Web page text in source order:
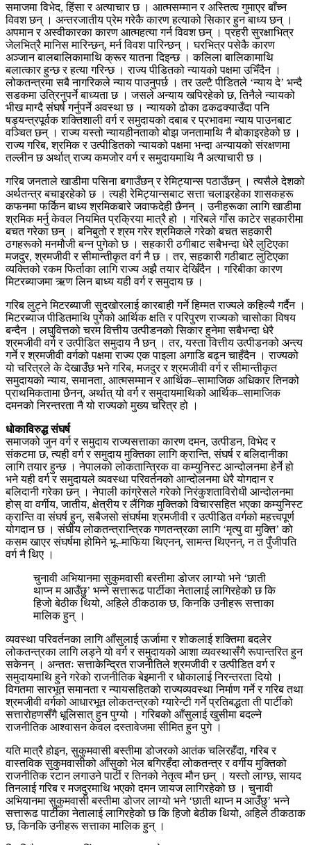
समाजमा विभेद, हिंसा र अत्याचार छ । आत्मसम्मान र अस्तित्व गुमाएर बाँच्न
विवश छन् । अन्तरजातीय प्रेम गरेकै कारण हत्याको सिकार हुन बाध्य छन् ।
अपमान र अस्वीकारका कारण आत्महत्या गर्न विवश छन् । प्रहरी सुरक्षाभित्र
जेलभित्रै मानिस मारिन्छन्, मर्न विवश पारिन्छन् । घरभित्र पसेकै कारण
अञ्जान बालबालिकामाथि क्रूर यातना दिइन्छ । कलिला बालिकामाथि
बलात्कार हुन्छ र हत्या गरिन्छ । राज्य पीडितको न्यायको पक्षमा उभिँदैन ।
लोकतन्त्रमा सबै नागरिकले न्याय पाउनुपर्छ । तर उल्टै पीडितले ‘न्याय दे’ भन्दै
सडकमा उत्रिनुपर्ने बाध्यता छ । जसले अन्याय खपिरहेको छ, तिनैले न्यायको
भीख माग्दै संघर्ष गर्नुपर्ने अवस्था छ । न्यायको ढोका ढकढक्याउँदा पनि
षड्यन्त्रपूर्वक शक्तिशाली वर्ग र समुदायको दबाब र प्रभावमा न्याय पाउनबाट
वञ्चित छन् । राज्य यस्तो न्यायहीनताको बोझ जनतामाथि नै बोकाइरहेको छ ।
राज्य गरिब, श्रमिक र उत्पीडितको न्यायको पक्षमा भन्दा अन्यायको संरक्षणमा
तल्लीन छ अर्थात् राज्य कमजोर वर्ग र समुदायमाथि नै अत्याचारी छ ।
गरिब जनताले खाडीमा पसिना बगाउँछन् र रेमिट्यान्स पठाउँछन् । त्यसैले देशको
अर्थतन्त्र बचाइरहेको छ । त्यही रेमिट्यान्सबाट सत्ता चलाइरहेका शासकहरू
कफनमा फर्किन बाध्य श्रमिकबारे जवाफदेही छैनन् । उनीहरूका लागि खाडीमा
श्रमिक मर्नु केवल नियमित प्रक्रिया मात्रै हो । गरिबले गाँस काटेर सहकारीमा
बचत गरेका छन् । बनिबुतो र श्रम गरेर श्रमिकले गरेको बचत सहकारी
ठगहरूको मनमौजी बन्न पुगेको छ । सहकारी ठगीबाट सबैभन्दा धेरै लुटिएका
मजदुर, श्रमजीवी र सीमान्तीकृत वर्ग नै छ । तर, सहकारी गठीबाट लुटिएका
व्यक्तिको रकम फिर्ताका लागि राज्य अझै तयार देखिँदैन । गरिबीका कारण
मिटरब्याजमा ऋण लिन बाध्य यही वर्ग र समुदाय छ ।
गरिब लुट्ने मिटरब्याजी सुदखोरलाई कारबाही गर्ने हिम्मत राज्यले कहिल्यै गर्दैन ।
मिटरब्याज पीडितमाथि पुगेको आर्थिक क्षति र परिपुरण राज्यको चासोका विषय
बन्दैन । लघुवित्तको चरम वित्तीय उत्पीडनको सिकार हुनेमा सबैभन्दा धेरै
श्रमजीवी वर्ग र उत्पीडित समुदाय नै छन् । तर, यस्ता वित्तीय उत्पीडनको अन्त्य
गर्ने र श्रमजीवी वर्गको पक्षमा राज्य एक पाइला अगाडि बढ्न चाहँदैन । राज्यको
यो चरित्रले के देखाउँछ भने गरिब, मजदुर र श्रमजीवी वर्ग र सीमान्तीकृत
समुदायको न्याय, समानता, आत्मसम्मान र आर्थिक–सामाजिक अधिकार तिनको
प्राथमिकतामा छैनन्, अर्थात् यो वर्ग र समुदायमाथिको आर्थिक–सामाजिक
दमनको निरन्तरता नै यो राज्यको मुख्य चरित्र हो ।
धोकाविरुद्ध संघर्ष
समाजको जुन वर्ग र समुदाय राज्यसत्ताका कारण दमन, उत्पीडन, विभेद र
संकटमा छ, त्यही वर्ग र समुदाय मुक्तिका लागि क्रान्ति, संघर्ष र बलिदानीका
लागि तयार हुन्छ । नेपालको लोकतान्त्रिक वा कम्युनिस्ट आन्दोलनमा हेर्ने हो
भने यही वर्ग र समुदायले व्यवस्था परिवर्तनको आन्दोलनमा धेरै योगदान र
बलिदानी गरेका छन् । नेपाली कांग्रेसले गरेको निरंकुशताविरोधी आन्दोलनमा
होस् वा वर्गीय, जातीय, क्षेत्रीय र लैंगिक मुक्तिको विचारसहित भएका कम्युनिस्ट
क्रान्ति वा संघर्ष हुन्, सबैजसो संघर्षमा श्रमजीवी र उत्पीडित वर्गको महत्त्वपूर्ण
योगदान छ । संघीय लोकतन्त्रान्त्रिक गणतन्त्रका लागि ‘मृत्यु वा मुक्ति’ को
कसम खाएर संघर्षमा होमिने भू–माफिया थिएनन्, सामन्त थिएनन्, न त पुँजीपति
वर्ग नै थिए ।
चुनावी अभियानमा सुकुमवासी बस्तीमा डोजर लाग्यो भने ‘छाती
थाप्न म आउँछु’ भन्ने सत्तारूढ पार्टीका नेतालाई लागिरहेको छ कि
हिजो बेठीक थियो, अहिले ठीकठाक छ, किनकि उनीहरू सत्ताका
मालिक हुन् ।
व्यवस्था परिवर्तनका लागि आँसुलाई ऊर्जामा र शोकलाई शक्तिमा बदलेर
लोकतन्त्रका लागि लड्ने यो वर्ग र समुदायको आशा व्यवस्थासँगै रूपान्तरित हुन
सकेनन् । अन्ततः सत्ताकेन्द्रित राजनीतिले श्रमजीवी र उत्पीडित वर्ग र
समुदायमाथि हुने गरेको राजनीतिक बेइमानी र धोकालाई निरन्तरता दियो ।
विगतमा सारभूत समानता र न्यायसहितको राज्यव्यवस्था निर्माण गर्ने र गरिब तथा
श्रमजीवी वर्गको आधारभूत लोकतन्त्रको ग्यारेन्टी गर्ने प्रतिबद्धता ती पार्टीको
सत्तारोहणसँगै धूलिसात् हुन पुग्यो । गरिबको आँसुलाई खुसीमा बदल्ने
राजनीतिक आश्वासन केवल दस्तावेजमा सीमित हुन पुगे ।
यति मात्रै होइन, सुकुमवासी बस्तीमा डोजरको आतंक चलिरहँदा, गरिब र
वास्तविक सुकुमवासीको आँसुको भेल बगिरहँदा लोकतन्त्र र वर्गीय मुक्तिको
राजनीतिक रटान लगाउने पार्टी र तिनको नेतृत्व मौन छन् । यस्तो लाग्छ, सायद
तिनलाई गरिब र मजदुरमाथि भएको दमन जायज लागिरहेको छ । चुनावी
अभियानमा सुकुमवासी बस्तीमा डोजर लाग्यो भने ‘छाती थाप्न म आउँछु’ भन्ने
सत्तारूढ पार्टीका नेतालाई लागिरहेको छ कि हिजो बेठीक थियो, अहिले ठीकठाक
छ, किनकि उनीहरू सत्ताका मालिक हुन् ।